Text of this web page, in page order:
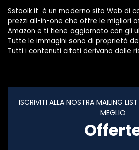
Sstoolk.it è un moderno sito Web di
prezzi all-in-one che offre le migliori
Amazon e ti tiene aggiornato con gli
Tutte le immagini sono di proprietà
Tutti i contenuti citati derivano dalle
ISCRIVITI ALLA NOSTRA MAILING LIST
MEGLIO